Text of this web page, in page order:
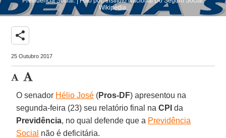
Wikipédia.
share
25 Outubro 2017
O senador Hélio José (Pros-DF) apresentou na
segunda-feira (23) seu relatório final naCPI da
Previdência, no qual defende que a Previdência
Social não é deficitária.